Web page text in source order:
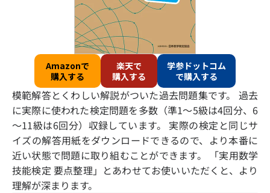
Amazonで
購入する
楽天で
購入する
学参ドットコム
で購入する
模範解答とくわしい解説がついた過去問題集です。 過去
に実際に使われた検定問題を多数（準1～5級は4回分、6
～11級は6回分）収録しています。 実際の検定と同じサ
イズの解答用紙をダウンロードできるので、より本番に
近い状態で問題に取り組むことができます。 「実用数学
技能検定 要点整理」とあわせてお使いいただくと、より
理解が深まります。